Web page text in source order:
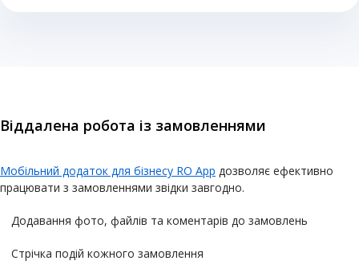
Віддалена робота із замовленнями
Мобільний додаток для бізнесу RO App дозволяє ефективно
працювати з замовленнями звідки завгодно.
Додавання фото, файлів та коментарів до замовлень
Стрічка подій кожного замовлення